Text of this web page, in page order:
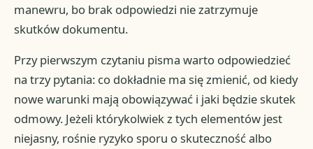
manewru, bo brak odpowiedzi nie zatrzymuje
skutków dokumentu.
Przy pierwszym czytaniu pisma warto odpowiedzieć
na trzy pytania: co dokładnie ma się zmienić, od kiedy
nowe warunki mają obowiązywać i jaki będzie skutek
odmowy. Jeżeli którykolwiek z tych elementów jest
niejasny, rośnie ryzyko sporu o skuteczność albo